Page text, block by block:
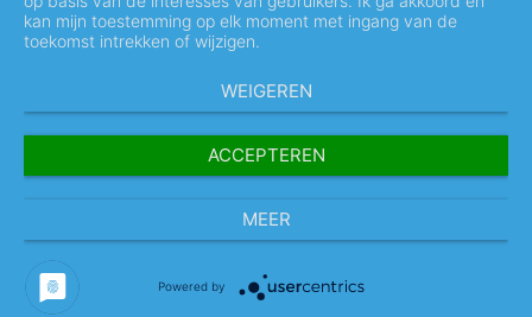
kan mijn toestemming op elk moment met ingang van de
toekomst intrekken of wijzigen.
WEIGEREN
ACCEPTEREN
MEER
Powered by